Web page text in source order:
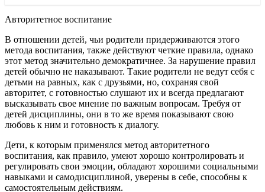
Авторитетное воспитание
В отношении детей, чьи родители придерживаются этого
метода воспитания, также действуют четкие правила, однако
этот метод значительно демократичнее. За нарушение правил
детей обычно не наказывают. Такие родители не ведут себя с
детьми на равных, как с друзьями, но, сохраняя свой
авторитет, с готовностью слушают их и всегда предлагают
высказывать свое мнение по важным вопросам. Требуя от
детей дисциплины, они в то же время показывают свою
любовь к ним и готовность к диалогу.
Дети, к которым применялся метод авторитетного
воспитания, как правило, умеют хорошо контролировать и
регулировать свои эмоции, обладают хорошими социальными
навыками и самодисциплиной, уверены в себе, способны к
самостоятельным действиям.